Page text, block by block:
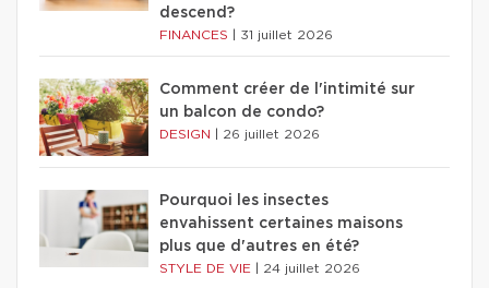
descend?
FINANCES 31 juillet 2026
Comment créer de l'intimité sur
un balcon de condo?
DESIGN 26 juillet 2026
Pourquoi les insectes
envahissent certaines maisons
plus que d'autres en été?
STYLE DE VIE 24 juillet 2026